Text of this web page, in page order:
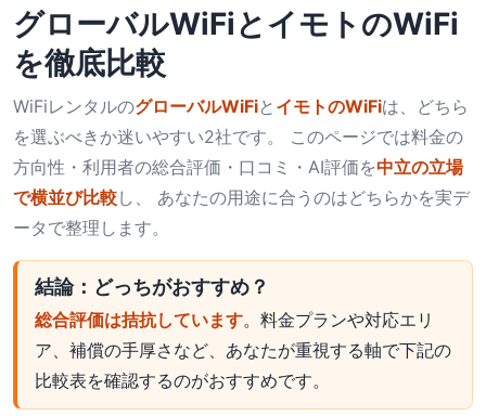
グローバルWiFi とイモトのWiFi
を徹底比較
WiFiレンタルのグローバルWiFiと イモトのWiFiは、どちら
を選ぶべきか迷いやすい2社です。 このページでは料金の
方向性・利用者の総合評価・口コミ・AI評価を中立の立場
で横並び比較し、 あなたの用途に合うのはどちらかを実デ
ータで整理します。
結論：どっちがおすすめ？
総合評価は拮抗しています。料金プランや対応エリ
ア、補償の手厚さなど、あなたが重視する軸で下記の
比較表を確認するのがおすすめです。